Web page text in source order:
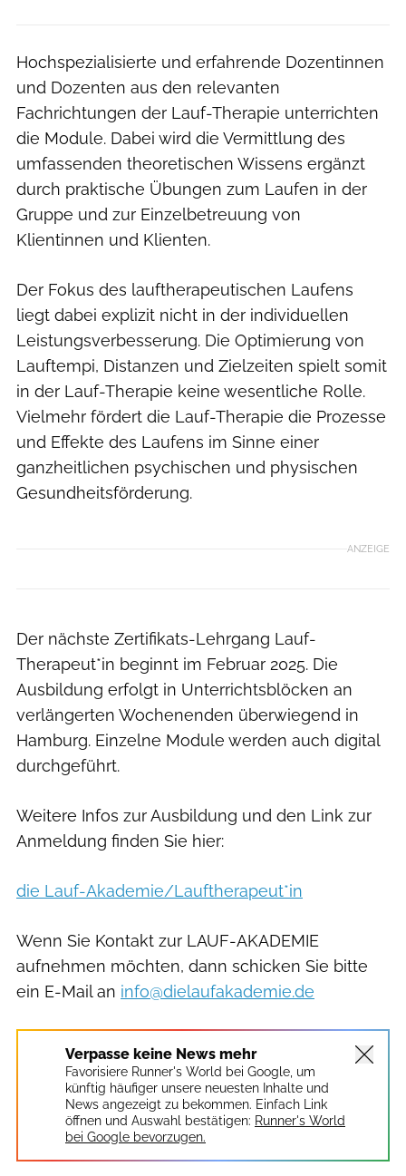
Hochspezialisierte und erfahrende Dozentinnen
und Dozenten aus den relevanten
Fachrichtungen der Lauf-Therapie unterrichten
die Module. Dabei wird die Vermittlung des
umfassenden theoretischen Wissens ergänzt
durch praktische Übungen zum Laufen in der
Gruppe und zur Einzelbetreuung von
Klientinnen und Klienten.
Der Fokus des lauftherapeutischen Laufens
liegt dabei explizit nicht in der individuellen
Leistungsverbesserung. Die Optimierung von
Lauftempi, Distanzen und Zielzeiten spielt somit
in der Lauf-Therapie keine wesentliche Rolle.
Vielmehr fördert die Lauf-Therapie die Prozesse
und Effekte des Laufens im Sinne einer
ganzheitlichen psychischen und physischen
Gesundheitsförderung.
ANZEIGE
Der nächste Zertifikats-Lehrgang Lauf-
Therapeut*in beginnt im Februar 2025. Die
Ausbildung erfolgt in Unterrichtsblöcken an
verlängerten Wochenenden überwiegend in
Hamburg. Einzelne Module werden auch digital
durchgeführt.
Weitere Infos zur Ausbildung und den Link zur
Anmeldung finden Sie hier:
die Lauf-Akademie/Lauftherapeut*in
Wenn Sie Kontakt zur LAUF-AKADEMIE
aufnehmen möchten, dann schicken Sie bitte
ein E-Mail an info@dielaufakademie.de
Verpasse keine News mehr
Favorisiere Runner's World bei Google, um
künftig häufiger unsere neuesten Inhalte und
News angezeigt zu bekommen. Einfach Link
öffnen und Auswahl bestätigen: Runner's World
bei Google bevorzugen.